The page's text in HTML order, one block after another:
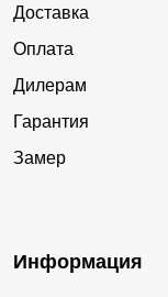
Доставка
Оплата
Дилерам
Гарантия
Замер
Информация